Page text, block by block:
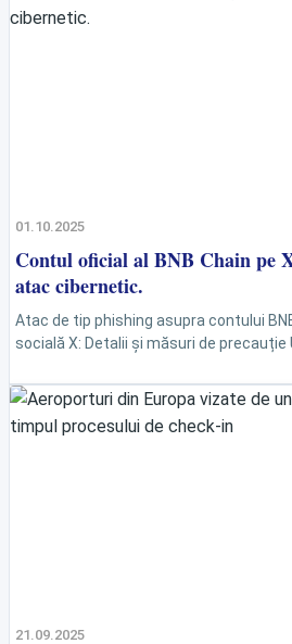
01.10.2025
Contul oficial al BNB Chain pe
atac cibernetic.
Atac de tip phishing asupra contului
socială X: Detalii și măsuri de precauție
21.09.2025